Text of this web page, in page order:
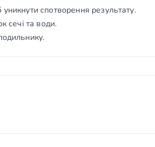
спотворення результату.
сечі та води.